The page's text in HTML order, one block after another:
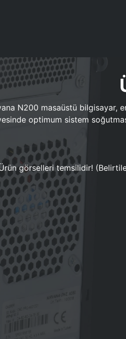
N200 masaüstü bilgisayar,
optimum sistem
görselleri temsilidir!